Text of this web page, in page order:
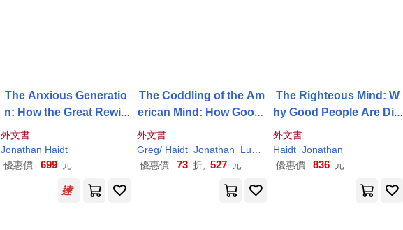
The Anxious Generatio
n: How the Great Rewiri
ng of Childhood Is Caus
ing an Epidemic of Ment
al Illness
外文書
Jonathan Haidt
優惠價: 699 元
The Coddling of the Am
erican Mind: How Good I
ntentions and Bad Ideas
Are Setting Up a Genera
tion for Failure
外文書
Greg/ Haidt Jonathan
Lukianoff
優惠價: 73 折, 527 元
The Righteous Mind: W
hy Good People Are Divi
ded by Politics and Reli
gion
外文書
Haidt Jonathan
優惠價: 836 元